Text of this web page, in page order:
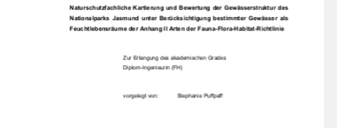
Naturschutzfachliche Kartierung und Bewertung der Gewässerstruktur des
Nationalparks  Jasmund  unter  Berücksichtigung  bestimmter  Gewässer  als
Feuchtlebensräume der Anhang II Arten der Fauna-Flora-Habitat-Richtlinie
Zur Erlangung des akademischen Grades
Diplom-Ingenieurin (FH)
vorgelegt von: Stephanie Puffpaff